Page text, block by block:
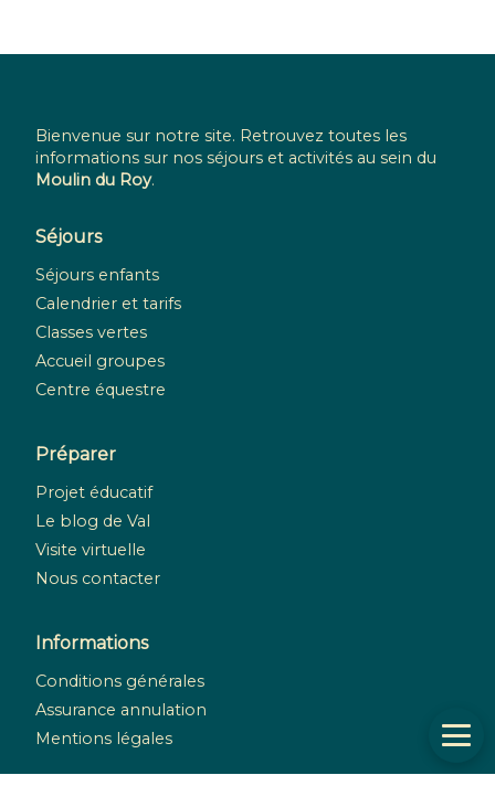
Bienvenue sur notre site. Retrouvez toutes les
informations sur nos séjours et activités au sein du
Moulin du Roy.
Séjours
Séjours enfants
Calendrier et tarifs
Classes vertes
Accueil groupes
Centre équestre
Préparer
Projet éducatif
Le blog de Val
Visite virtuelle
Nous contacter
Informations
Conditions générales
Assurance annulation
Mentions légales